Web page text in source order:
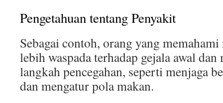
Pengetahuan tentang Penyakit
Sebagai contoh, orang yang
lebih waspada terhadap gejala awal
langkah pencegahan, seperti menjaga
dan mengatur pola makan.